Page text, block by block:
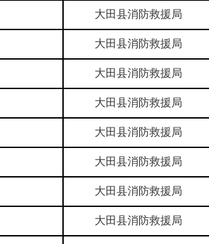
大田县消防救援局
大田县消防救援局
大田县消防救援局
大田县消防救援局
大田县消防救援局
大田县消防救援局
大田县消防救援局
大田县消防救援局